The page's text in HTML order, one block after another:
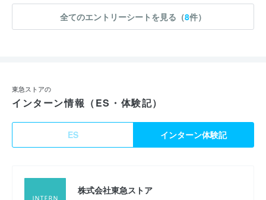
全てのエントリーシートを見る（8件）
東急ストアの
インターン情報（ES・体験記）
ES インターン体験記
株式会社東急ストア